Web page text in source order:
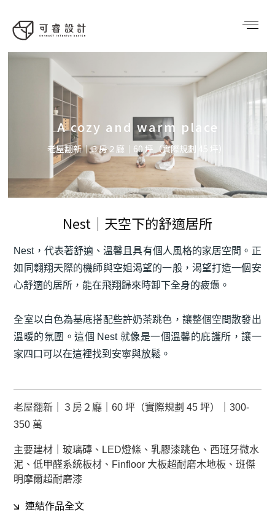
A cozy and warm place
老屋翻新｜３房２廳｜60 坪（實際規劃 45 坪）
Nest｜天空下的舒適居所
Nest，代表著舒適、溫馨且具有個人風格的家居空間。正
如同翱翔天際的機師與空姐渴望的一般，渴望打造一個安
心舒適的居所，能在飛翔歸來時卸下全身的疲憊。
全室以白色為基底搭配些許奶茶跳色，讓整個空間散發出
溫暖的氛圍。這個 Nest 就像是一個溫馨的庇護所，讓一
家四口可以在這裡找到安寧與放鬆。
老屋翻新｜３房２廳｜60 坪（實際規劃 45 坪）｜300-
350 萬
主要建材｜玻璃磚、LED燈條、乳膠漆跳色、西班牙微水
泥、低甲醛系統板材、Finfloor 大板超耐磨木地板、班傑
明摩爾超耐磨漆
連結作品全文